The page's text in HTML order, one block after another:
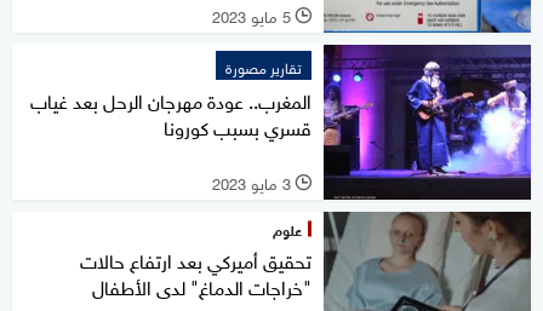
l 5 مايو 2023
تقارير مصورة
المغرب.. عودة مهرجان الرحل بعد غياب
قسري بسبب كورونا
l 3 مايو 2023
علوم
تحقيق أميركي بعد ارتفاع حالات
"خراجات الدماغ" لدى الأطفال